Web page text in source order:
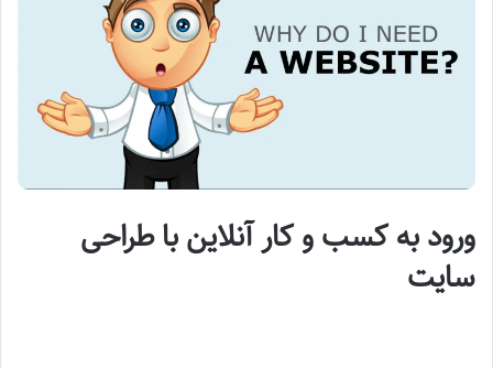
ورود به کسب و کار آنلاین با طراحی
سایت